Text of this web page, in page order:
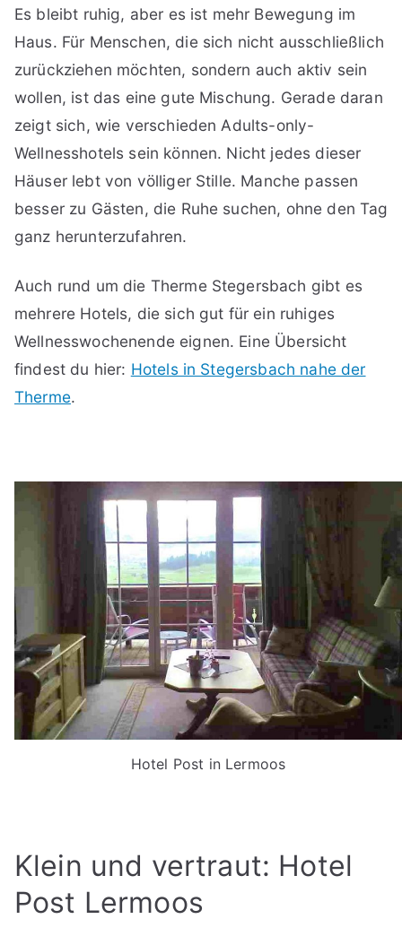
Es bleibt ruhig, aber es ist mehr Bewegung im
Haus. Für Menschen, die sich nicht ausschließlich
zurückziehen möchten, sondern auch aktiv sein
wollen, ist das eine gute Mischung. Gerade daran
zeigt sich, wie verschieden Adults-only-
Wellnesshotels sein können. Nicht jedes dieser
Häuser lebt von völliger Stille. Manche passen
besser zu Gästen, die Ruhe suchen, ohne den Tag
ganz herunterzufahren.
Auch rund um die Therme Stegersbach gibt es
mehrere Hotels, die sich gut für ein ruhiges
Wellnesswochenende eignen. Eine Übersicht
findest du hier: Hotels in Stegersbach nahe der
Therme.
Hotel Post in Lermoos
Klein und vertraut: Hotel
Post Lermoos